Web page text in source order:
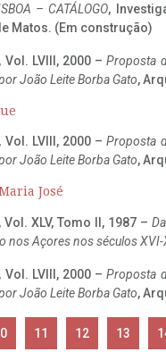
– CATÁLOGO,
Matos. (Em construção)
Vol. LVIII, 2000 –Proposta
João Leite Borba Gato,
Vol. LVIII, 2000 –Proposta
João Leite Borba Gato,
José
XLV, Tomo II, 1987 –
nos Açores nos séculos XVI-
Vol. LVIII, 2000 –Proposta
João Leite Borba Gato,
11 12 13